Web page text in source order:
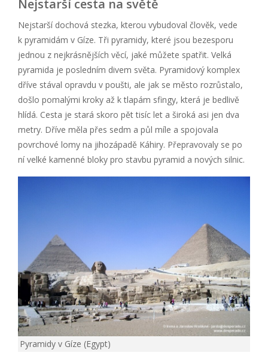
Nejstarší cesta na světě
Nejstarší dochová stezka, kterou vybudoval člověk, vede
k pyramidám v Gíze. Tři pyramidy, které jsou bezesporu
jednou z nejkrásnějších věcí, jaké můžete spatřit. Velká
pyramida je posledním divem světa. Pyramidový komplex
dříve stával opravdu v poušti, ale jak se město rozrůstalo,
došlo pomalými kroky až k tlapám sfingy, která je bedlivě
hlídá. Cesta je stará skoro pět tisíc let a široká asi jen dva
metry. Dříve měla přes sedm a půl míle a spojovala
povrchové lomy na jihozápadě Káhiry. Přepravovaly se po
ní velké kamenné bloky pro stavbu pyramid a nových silnic.
Pyramidy v Gíze (Egypt)